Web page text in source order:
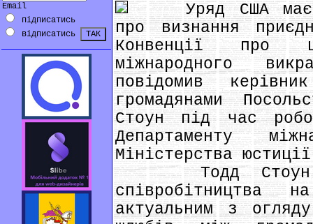
Email
підписатись
відписатись
Уряд США має
про визнання
Конвенції про
міжнародного
повідомив
громадянами
Стоун під час
Департаменту
Міністерства
Тодд Стоун
співробітництва
актуальним з